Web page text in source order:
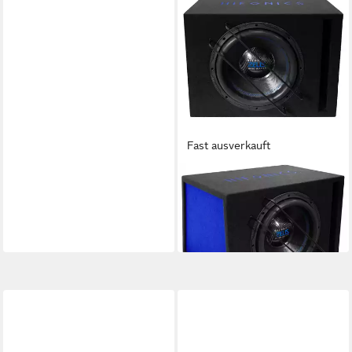
Fast ausverkauft
HIFONICS
ZSPL12R Auto-Subwoofer
299,00 €
mtl. in 24 Raten
in 2-3 Werktagen bei dir